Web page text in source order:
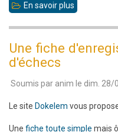
En savoir plus
mural
la
classe
Une fiche
d'échecs
Soumis par anim le dim. 28/
Le site Dokelem vous
Une fiche toute simple mais